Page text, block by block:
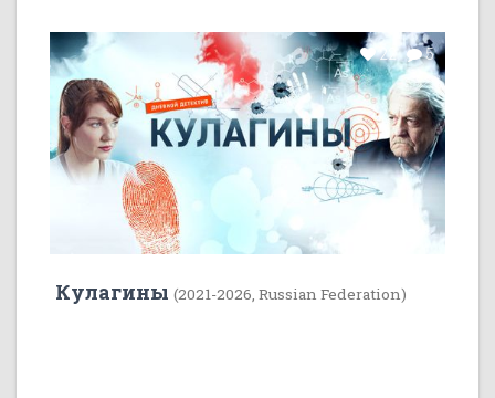
22 5
Кулагины (2021-2026, Russian Federation)